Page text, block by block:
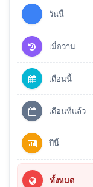
วันนี้
เมื่อวาน
เดือนนี้
เดือนที่แล้ว
ปีนี้
ทั้งหมด